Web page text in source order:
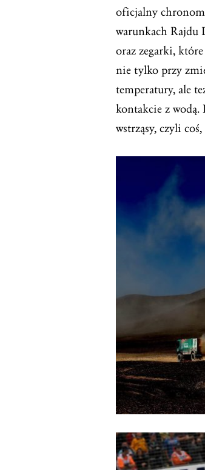
oficjalny
warunkach Rajdu
oraz zegarki,
nie tylko przy
temperatury, ale
kontakcie z wodą.
wstrząsy, czyli